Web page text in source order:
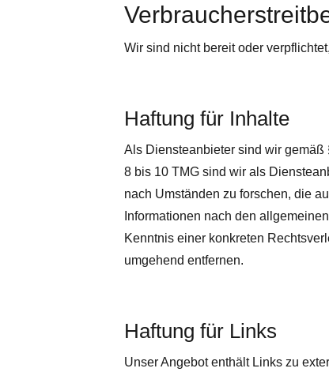
Wir sind nicht bereit oder
Haftung für Inhalte
Als Diensteanbieter sind wir gemäß
8 bis 10 TMG sind wir als
nach Umständen zu forschen, die
Informationen nach den
Kenntnis einer konkreten
umgehend entfernen.
Haftung für Links
Unser Angebot enthält Links zu